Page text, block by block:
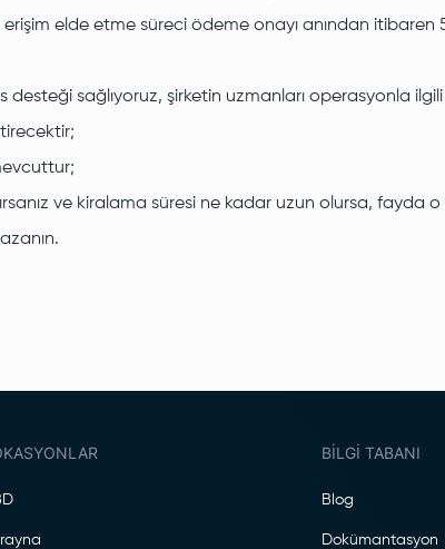
elde etme süreci ödeme onayı anından
sağlıyoruz, şirketin uzmanları operasyonla
ve kiralama süresi ne kadar uzun olursa, fayda
BILGI TABANI
Blog
Dokümantasyon